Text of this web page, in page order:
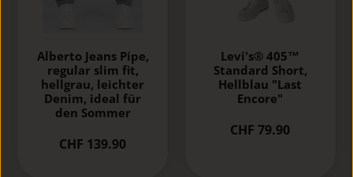
Alberto Jeans Pipe,
regular slim fit,
hellgrau, leichter
Denim, ideal für
den Sommer
CHF 139.90
Levi's® 405™
Standard Short,
Hellblau "Last
Encore"
CHF 79.90